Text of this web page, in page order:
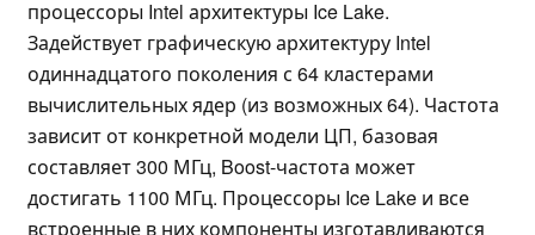
процессоры Intel архитектуры Ice Lake.
Задействует графическую архитектуру Intel
одиннадцатого поколения с 64 кластерами
вычислительных ядер (из возможных 64). Частота
зависит от конкретной модели ЦП, базовая
составляет 300 МГц, Boost-частота может
достигать 1100 МГц. Процессоры Ice Lake и все
встроенные в них компоненты изготавливаются